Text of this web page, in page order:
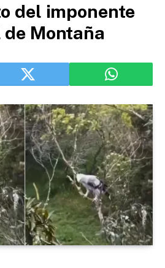
del imponente
Montaña